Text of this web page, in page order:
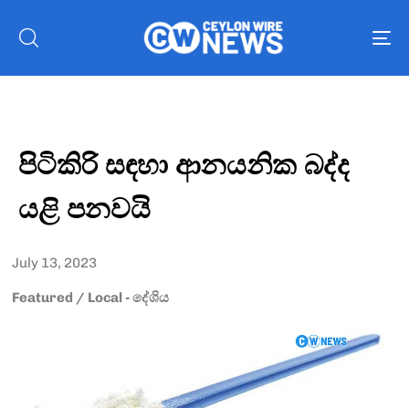
Type and hit enter
පිටිකිරි සඳහා ආනයනික බද්ද
යළි පනවයි
July 13, 2023
Featured / Local - දේශිය